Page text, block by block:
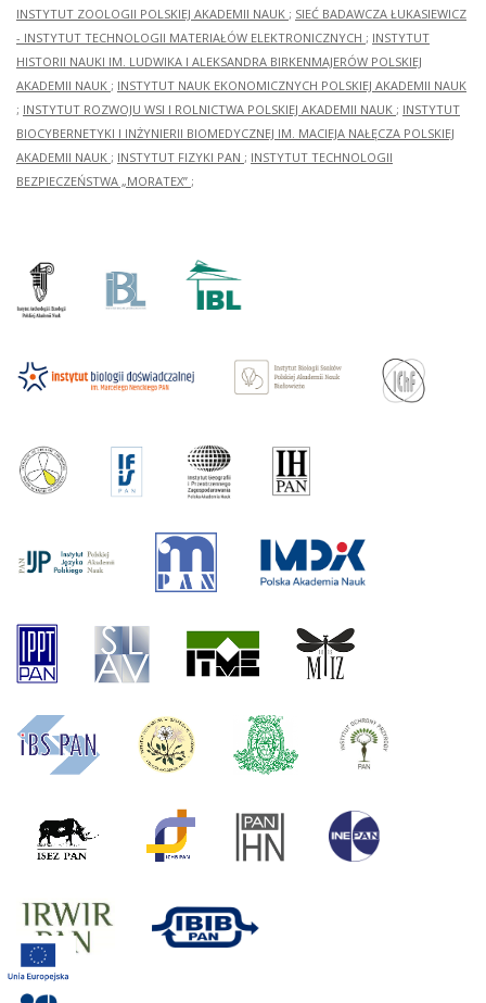
INSTYTUT ZOOLOGII POLSKIEJ AKADEMII NAUK ; SIEĆ BADAWCZA ŁUKASIEWICZ
- INSTYTUT TECHNOLOGII MATERIAŁÓW ELEKTRONICZNYCH ; INSTYTUT
HISTORII NAUKI IM. LUDWIKA I ALEKSANDRA BIRKENMAJERÓW POLSKIEJ
AKADEMII NAUK ; INSTYTUT NAUK EKONOMICZNYCH POLSKIEJ AKADEMII NAUK
; INSTYTUT ROZWOJU WSI I ROLNICTWA POLSKIEJ AKADEMII NAUK ; INSTYTUT
BIOCYBERNETYKI I INŻYNIERII BIOMEDYCZNEJ IM. MACIEJA NAŁĘCZA POLSKIEJ
AKADEMII NAUK ; INSTYTUT FIZYKI PAN ; INSTYTUT TECHNOLOGII
BEZPIECZEŃSTWA „MORATEX” ;